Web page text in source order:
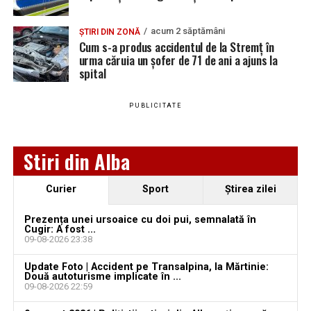
zonele afectate de lucrări.
Adaugă teiusinfo.ro ca sursă
Urmărește Ziarul Unirea pe Social Media
YouTube Instagram
Ultimele știri din Teiuș
Ce spune IPJ Alba despre incident:
Potrivit IPJ Alba, la data de 21 iunie 2026, în jurul orei
12.12, Poliția Orașului Teiuș au fost sesizați, prin SNUAU
112, cu privire la faptul că, pe strada Decebal din oraș, a
avut loc un eveniment rutier.
ȘTIRI DIN ZONĂ acum 2 săptămâni
Cum s-a produs accidentul de la Stremț în
urma căruia un șofer de 71 de ani a ajuns la
spital
PUBLICITATE
Stiri din Alba
Curier Sport Ştirea zilei
Prezența unei ursoaice cu doi pui, semnalată în
Cugir: A fost ...
09-08-2026 23:38
Update Foto | Accident pe Transalpina, la Mărtinie:
Două autoturisme implicate în ...
09-08-2026 22:59